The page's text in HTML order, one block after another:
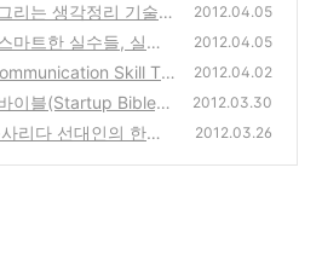
리는 생각정리 기술을
(0)
2012.04.05
마트한 실수들, 실수
모르는 10가지 심리
2012.04.05
Skill Tra
사고와 구성의 기술
2012.04.02
이블(Startup Bible)
료 앱 배포 소식
(0)
2012.03.30
리다 선대인의 한국
2012.03.26